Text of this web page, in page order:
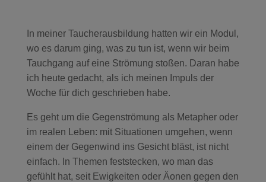
In meiner Taucherausbildung hatten wir ein Modul,
wo es darum ging, was zu tun ist, wenn wir beim
Tauchgang auf eine Strömung stoßen. Daran habe
ich heute gedacht, als ich meinen Impuls der
Woche für dich geschrieben habe.
Es geht um die Gegenströmung als Metapher oder
im realen Leben: mit Situationen umgehen, wenn
einem der Gegenwind ins Gesicht bläst, ist nicht
einfach. In Themen feststecken, wo man das
gefühlt hat, seit Ewigkeiten oder Äonen gegen den